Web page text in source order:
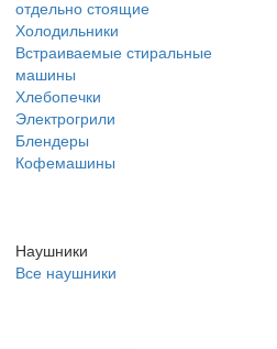
отдельно стоящие
Холодильники
Встраиваемые стиральные
машины
Хлебопечки
Электрогрили
Блендеры
Кофемашины
Наушники
Все наушники